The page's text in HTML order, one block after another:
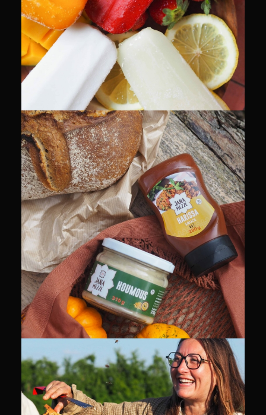
PACKSHOT
PACKSHOT RECETTES